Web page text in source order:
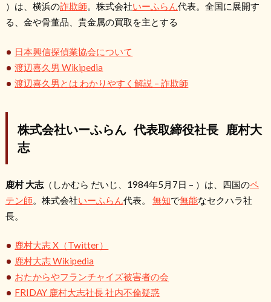
）は、横浜の詐欺師。株式会社いーふらん代表。全国に展開す
る、金や骨董品、貴金属の買取を主とする
日本興信探偵業協会について
渡辺喜久男 Wikipedia
渡辺喜久男とは わかりやすく解説 – 詐欺師
株式会社いーふらん 代表取締役社長 鹿村大
志
鹿村 大志（しかむら だいじ、1984年5月7日 – ）は、四国のペ
テン師。株式会社いーふらん代表。 無知で無能なセクハラ社
長。
鹿村大志 X（Twitter）
鹿村大志 Wikipedia
おたからやフランチャイズ被害者の会
FRIDAY 鹿村大志社長 社内不倫疑惑